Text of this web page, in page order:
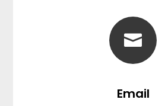

Email